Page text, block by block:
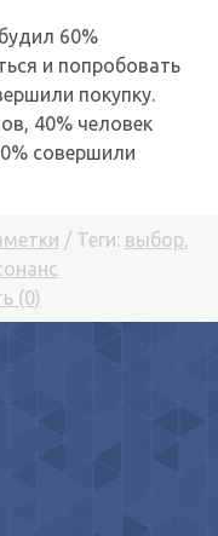
60%
и попробовать
покупку.
40% человек
совершили
/ Теги: выбор,
(0)